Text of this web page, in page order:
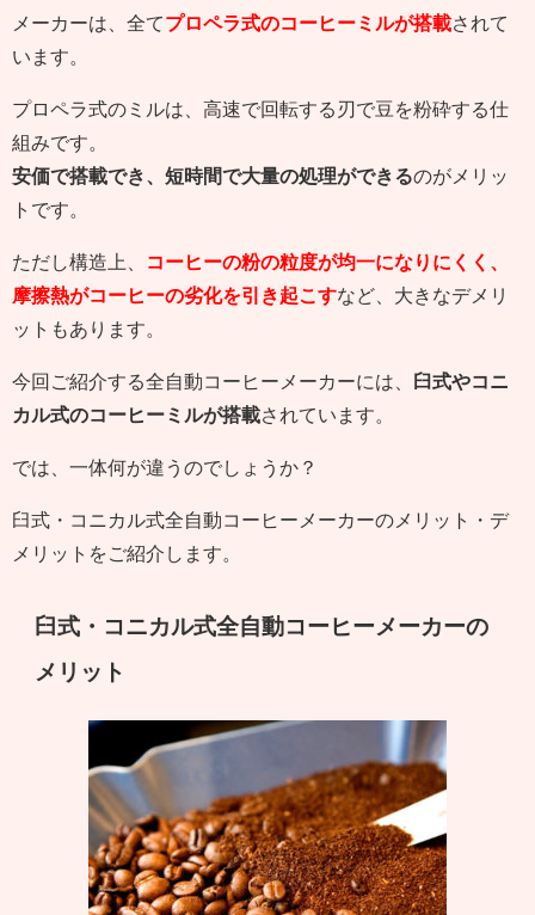
メーカーは、全てプロペラ式のコーヒーミルが搭載されて
います。
プロペラ式のミルは、高速で回転する刃で豆を粉砕する仕
組みです。
安価で搭載でき、短時間で大量の処理ができるのがメリッ
トです。
ただし構造上、
コーヒーの粉の粒度が均一になりにくく、
摩擦熱がコーヒーの劣化を引き起こすなど、大きなデメリ
ットもあります。
今回ご紹介する全自動コーヒーメーカーには、
臼式やコニ
カル式のコーヒーミルが搭載されています。
では、一体何が違うのでしょうか？
臼式・コニカル式全自動コーヒーメーカーのメリット・デ
メリットをご紹介します。
臼式・コニカル式全自動コーヒーメーカーの
メリット